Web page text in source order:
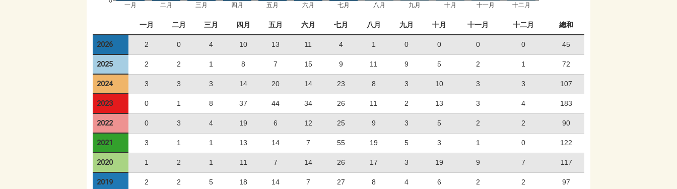
一月 二月 三月 四月 五月 六月 七月 八月 九月 十月 十一月 十二月
一月 二月 三月 四月 五月 六月 七月 八月 九月 十月 十一月 十二月 總和
2026 2 0 4 10 13 11 4 1 0 0 0 0 45
2025 2 2 1 8 7 15 9 11 9 5 2 1 72
2024 3 3 3 14 20 14 23 8 3 10 3 3 107
2023 0 1 8 37 44 34 26 11 2 13 3 4 183
2022 0 3 4 19 6 12 25 9 3 5 2 2 90
2021 3 1 1 13 14 7 55 19 5 3 1 0 122
2020 1 2 1 11 7 14 26 17 3 19 9 7 117
2019 2 2 5 18 14 7 27 8 4 6 2 2 97